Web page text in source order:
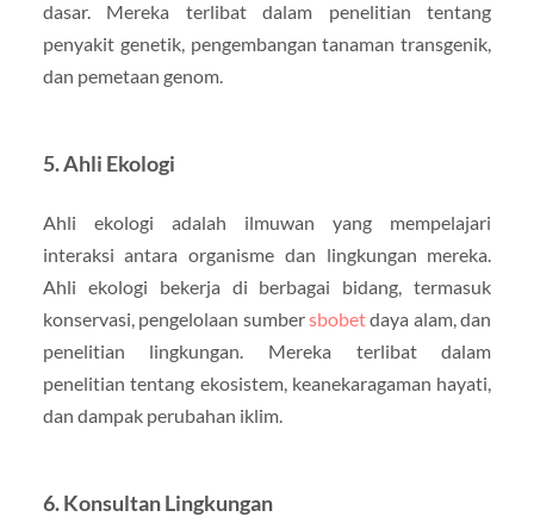
dasar. Mereka terlibat dalam penelitian tentang
penyakit genetik, pengembangan tanaman transgenik,
dan pemetaan genom.
5. Ahli Ekologi
Ahli ekologi adalah ilmuwan yang mempelajari
interaksi antara organisme dan lingkungan mereka.
Ahli ekologi bekerja di berbagai bidang, termasuk
konservasi, pengelolaan sumbersbobetdaya alam, dan
penelitian lingkungan. Mereka terlibat dalam
penelitian tentang ekosistem, keanekaragaman hayati,
dan dampak perubahan iklim.
6. Konsultan Lingkungan